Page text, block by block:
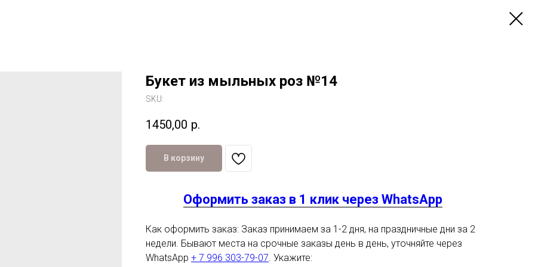
Букет из мыльных роз №14
SKU:
1450,00 р.
В корзину
Оформить заказ в 1 клик через WhatsApp
Как оформить заказ: Заказ принимаем за 1-2 дня, на праздничные дни за 2
недели. Бывают места на срочные заказы день в день, уточняйте через
WhatsApp + 7 996 303-79-07. Укажите: